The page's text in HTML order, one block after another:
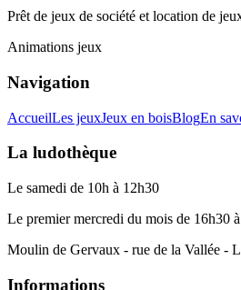
Prêt de jeux de société et location de
Animations jeux
Navigation
AccueilLes jeuxJeux en boisBlogEn
La ludothèque
Le samedi de 10h à 12h30
Le premier mercredi du mois de 16h30
Moulin de Gervaux - rue de la Vallée -
Informations